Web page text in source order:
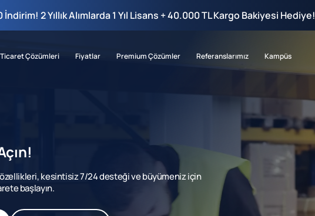
İndirim! 2 Yıllık Alımlarda 1 Yıl Lisans + 40.000 TL Kargo Bakiyesi Hediye!
Çözümleri Fiyatlar Premium Çözümler Referanslarımız Kampüs
kesintisiz 7/24 desteği ve büyümeniz için
başlayın.